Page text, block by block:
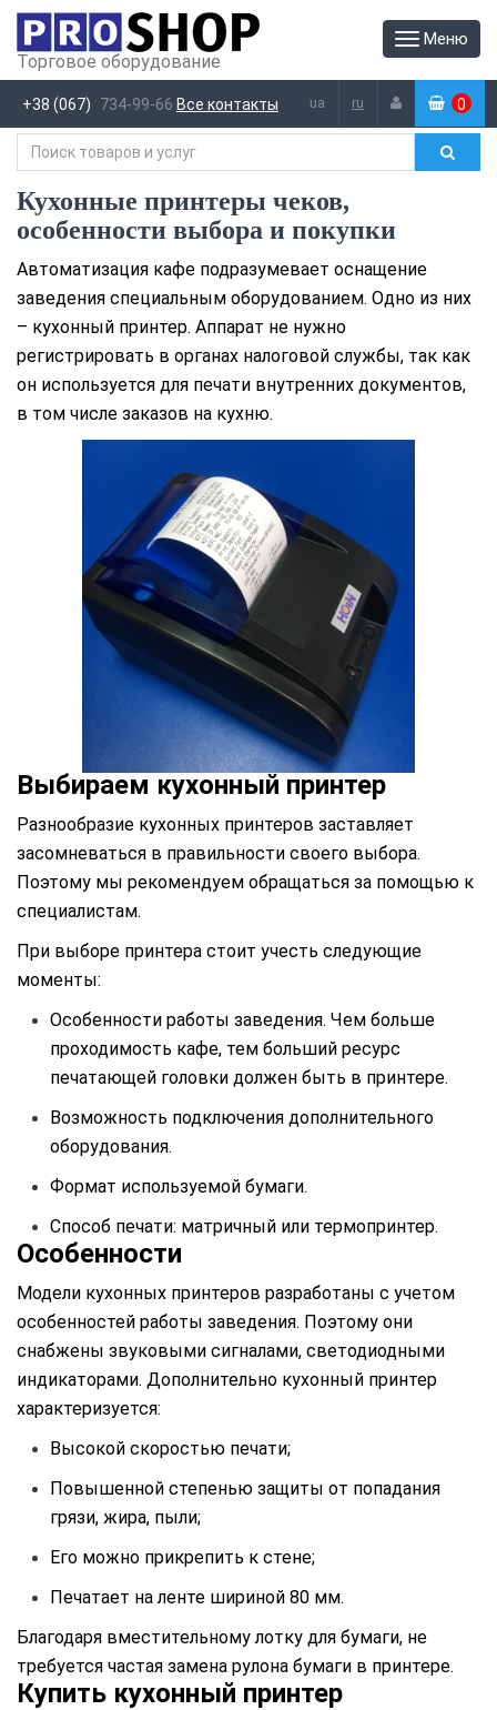
Меню
Торговое оборудование
+38 (067) 734-99-66 Все контакты ua ru (0 )
Кухонные принтеры чеков,
особенности выбора и покупки
Автоматизация кафе подразумевает оснащение
заведения специальным оборудованием. Одно из них
– кухонный принтер. Аппарат не нужно
регистрировать в органах налоговой службы, так как
он используется для печати внутренних документов,
в том числе заказов на кухню.
Выбираем кухонный принтер
Разнообразие кухонных принтеров заставляет
засомневаться в правильности своего выбора.
Поэтому мы рекомендуем обращаться за помощью к
специалистам.
При выборе принтера стоит учесть следующие
моменты:
Особенности работы заведения. Чем больше
проходимость кафе, тем больший ресурс
печатающей головки должен быть в принтере.
Возможность подключения дополнительного
оборудования.
Формат используемой бумаги.
Способ печати: матричный или термопринтер.
Особенности
Модели кухонных принтеров разработаны с учетом
особенностей работы заведения. Поэтому они
снабжены звуковыми сигналами, светодиодными
индикаторами. Дополнительно кухонный принтер
характеризуется:
Высокой скоростью печати;
Повышенной степенью защиты от попадания
грязи, жира, пыли;
Его можно прикрепить к стене;
Печатает на ленте шириной 80 мм.
Благодаря вместительному лотку для бумаги, не
требуется частая замена рулона бумаги в принтере.
Купить кухонный принтер